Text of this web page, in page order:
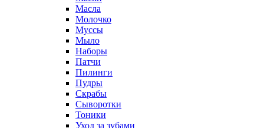
Масла
Молочко
Муссы
Мыло
Наборы
Патчи
Пилинги
Пудры
Скрабы
Сыворотки
Тоники
Уход за зубами